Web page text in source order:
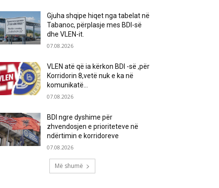
Gjuha shqipe hiqet nga tabelat në
Tabanoc, përplasje mes BDI-së
dhe VLEN-it.
07.08.2026
VLEN atë që ia kërkon BDI -së ,për
Korridorin 8,vetë nuk e ka në
komunikatë…
07.08.2026
BDI ngre dyshime për
zhvendosjen e prioriteteve në
ndërtimin e korridoreve
07.08.2026
Më shumë